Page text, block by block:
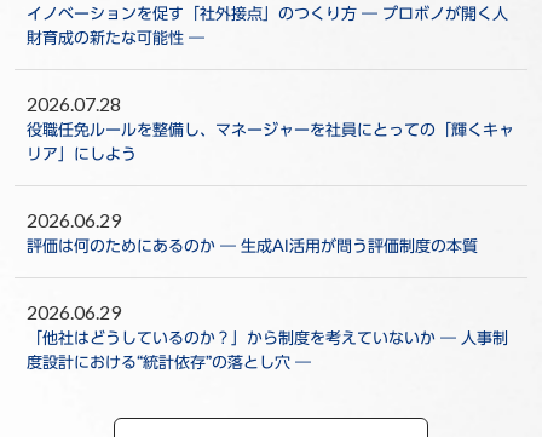
イノベーションを促す「社外接点」のつくり方 ― プロボノが開く人
財育成の新たな可能性 ―
2026.07.28
役職任免ルールを整備し、マネージャーを社員にとっての「輝くキャ
リア」にしよう
2026.06.29
評価は何のためにあるのか ― 生成AI活用が問う評価制度の本質
2026.06.29
「他社はどうしているのか？」から制度を考えていないか ― 人事制
度設計における“統計依存”の落とし穴 ―